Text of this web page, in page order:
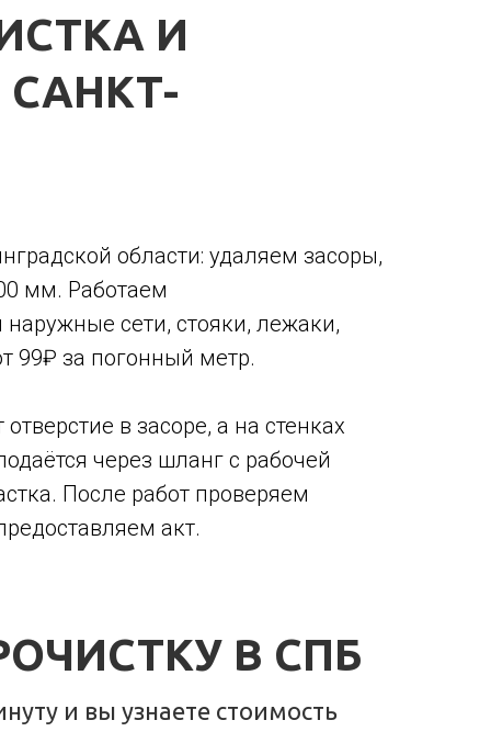
И
области: удаляем засоры,
мм. Работаем
сети, стояки, лежаки,
99₽ за погонный метр.
в засоре, а на стенках
через шланг с рабочей
После работ проверяем
акт.
В СПБ
и вы узнаете стоимость